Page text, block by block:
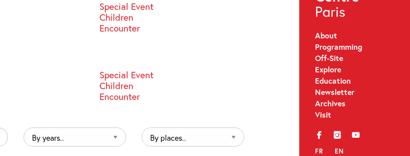
About
Programming
Off-Site
Explore
Education
Newsletter
Archives
Visit
f i y
FR EN
Special Event
Children
Encounter
Special Event
Children
Encounter
By
years..
By
places..